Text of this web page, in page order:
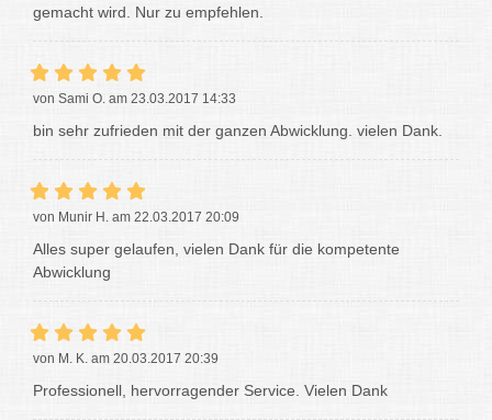
gemacht wird. Nur zu empfehlen.
von Sami O. am 23.03.2017 14:33
bin sehr zufrieden mit der ganzen Abwicklung. vielen Dank.
von Munir H. am 22.03.2017 20:09
Alles super gelaufen, vielen Dank für die kompetente
Abwicklung
von M. K. am 20.03.2017 20:39
Professionell, hervorragender Service. Vielen Dank